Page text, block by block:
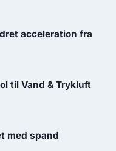
acceleration fra
til Vand & Trykluft
med spand